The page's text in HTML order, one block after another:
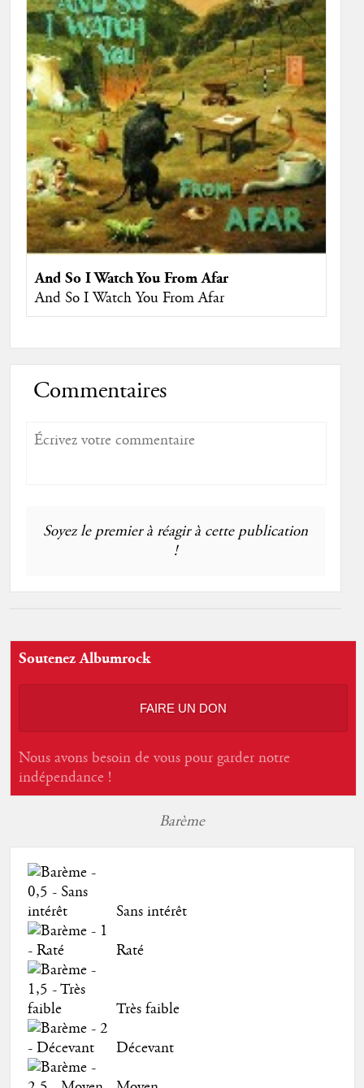
And So I Watch You From Afar
And So I Watch You From Afar
Commentaires
Soyez le premier à réagir à cette publication
!
Soutenez Albumrock
FAIRE UN DON
Nous avons besoin de vous pour garder notre
indépendance !
Barème
Sans intérêt
Raté
Très faible
Décevant